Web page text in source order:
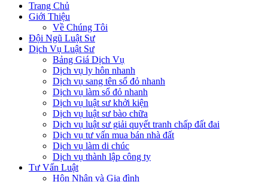
Trang Chủ
Giới Thiệu
Về Chúng Tôi
Đội Ngũ Luật Sư
Dịch Vụ Luật Sư
Bảng Giá Dịch Vụ
Dịch vụ ly hôn nhanh
Dịch vụ sang tên sổ đỏ nhanh
Dịch vụ làm sổ đỏ nhanh
Dịch vụ luật sư khởi kiện
Dịch vụ luật sư bào chữa
Dịch vụ luật sư giải quyết tranh chấp đất đai
Dịch vụ tư vấn mua bán nhà đất
Dịch vụ làm di chúc
Dịch vụ thành lập công ty
Tư Vấn Luật
Hôn Nhân và Gia đình